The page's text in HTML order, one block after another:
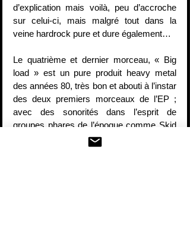
d’explication mais voilà, peu d’accroche
sur celui-ci, mais malgré tout dans la
veine hardrock pure et dure également…
Le quatrième et dernier morceau, « Big
load » est un pure produit heavy metal
des années 80, très bon et abouti à l’instar
des deux premiers morceaux de l’EP ;
avec des sonorités dans l’esprit de
groupes phares de l’époque comme Skid
Row… et ça, ça rappelle forcément de